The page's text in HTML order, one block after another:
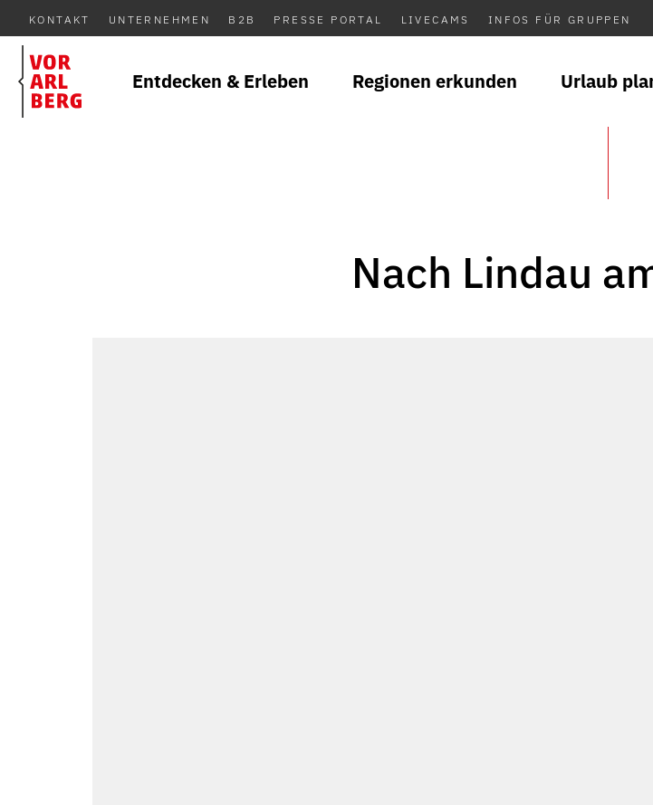
KONTAKT UNTERNEHMEN B2B PRESSE PORTAL LIVECAMS INFOS FÜR GRUPPEN
Entdecken & Erleben Regionen erkunden Urlaub
Nach Lindau